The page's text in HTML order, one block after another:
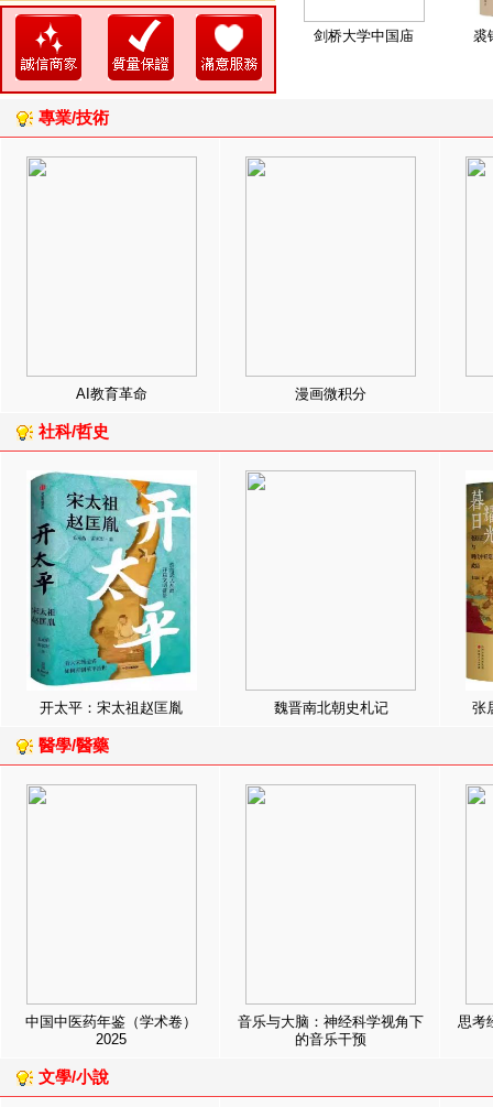
剑桥大学中国庙 裘
專業/技術
AI教育革命 漫画微积分
社科/哲史
开太平：宋太祖赵匡胤 魏晋南北朝史札记 张
醫學/醫藥
中国中医药年鉴（学术卷）
2025
音乐与大脑：神经科学视角下
的音乐干预
思考
文學/小說